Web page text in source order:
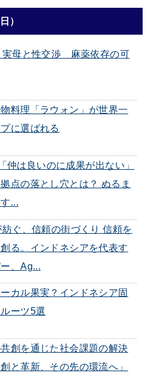
）
実母と性交渉 麻薬依存の可
料理「ラウォン」が世界一
に選ばれる
仲は良いのに成果が出ない」
点の落とし穴とは？ ぬるま
...
ぐ、信頼の街づくり 信頼を
る。インドネシアを代表す
、Ag...
カル果実？インドネシア固
ーツ5選
創を通じた社会課題の解決
と革新、その先の環流へ」